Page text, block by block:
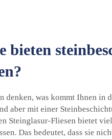
bieten
denken, was kommt Ihnen
aber mit einer
Steinglasur-Fliesen bietet
Das bedeutet, dass sie